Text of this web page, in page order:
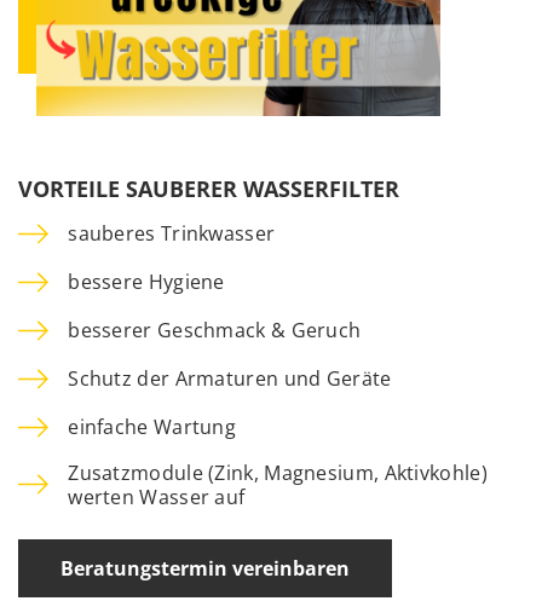
VORTEILE SAUBERER WASSERFILTER
sauberes Trinkwasser
bessere Hygiene
besserer Geschmack & Geruch
Schutz der Armaturen und Geräte
einfache Wartung
Zusatzmodule (Zink, Magnesium, Aktivkohle)
werten Wasser auf
Beratungstermin vereinbaren